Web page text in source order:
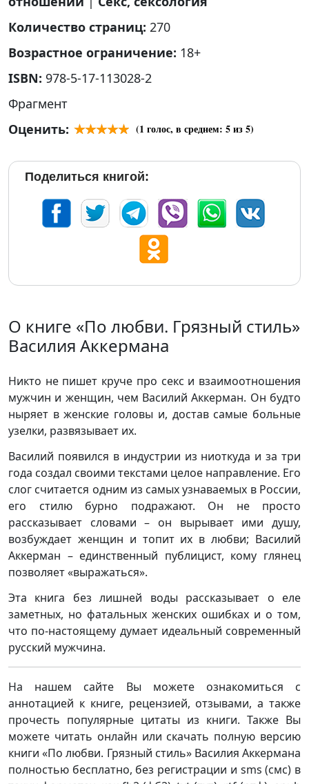
Количество страниц: 270
Возрастное ограничение: 18+
ISBN: 978-5-17-113028-2
Фрагмент
Оценить:
(1 голос, в среднем: 5из 5)
Поделиться книгой:
О книге «По любви. Грязный стиль»
Василия Аккермана
Никто не пишет круче про секс и взаимоотношения
мужчин и женщин, чем Василий Аккерман. Он будто
ныряет в женские головы и, достав самые больные
узелки, развязывает их.
Василий появился в индустрии из ниоткуда и за три
года создал своими текстами целое направление. Его
слог считается одним из самых узнаваемых в России,
его стилю бурно подражают. Он не просто
рассказывает словами – он вырывает ими душу,
возбуждает женщин и топит их в любви; Василий
Аккерман – единственный публицист, кому глянец
позволяет «выражаться».
Эта книга без лишней воды рассказывает о еле
заметных, но фатальных женских ошибках и о том,
что по-настоящему думает идеальный современный
русский мужчина.
На нашем сайте Вы можете ознакомиться с
аннотацией к книге, рецензией, отзывами, а также
прочесть популярные цитаты из книги. Также Вы
можете читать онлайн или скачать полную версию
книги «По любви. Грязный стиль» Василия Аккермана
полностью бесплатно, без регистрации и sms (смс) в